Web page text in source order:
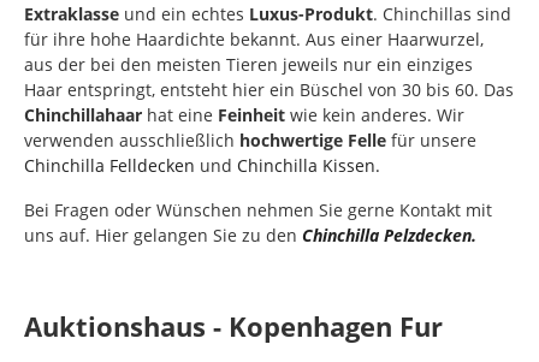
Extraklasse und ein echtes Luxus-Produkt. Chinchillas sind
für ihre hohe Haardichte bekannt. Aus einer Haarwurzel,
aus der bei den meisten Tieren jeweils nur ein einziges
Haar entspringt, entsteht hier ein Büschel von 30 bis 60. Das
Chinchillahaar hat eine Feinheit wie kein anderes. Wir
verwenden ausschließlich hochwertige Felle für unsere
Chinchilla Felldecken und Chinchilla Kissen.
Bei Fragen oder Wünschen nehmen Sie gerne Kontakt mit
uns auf. Hier gelangen Sie zu den Chinchilla Pelzdecken.
Auktionshaus - Kopenhagen Fur